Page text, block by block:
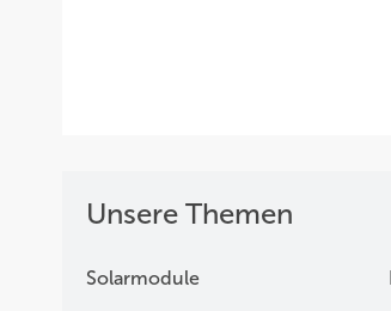
Unsere Themen
Solarmodule